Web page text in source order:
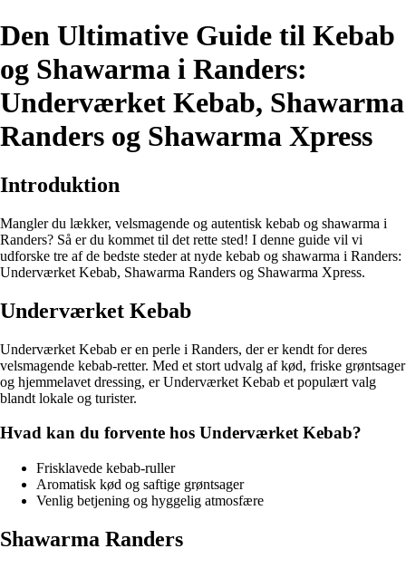
Den Ultimative Guide til Kebab
og Shawarma i Randers:
Underværket Kebab, Shawarma
Randers og Shawarma Xpress
Introduktion
Mangler du lækker, velsmagende og autentisk kebab og shawarma i
Randers? Så er du kommet til det rette sted! I denne guide vil vi
udforske tre af de bedste steder at nyde kebab og shawarma i Randers:
Underværket Kebab, Shawarma Randers og Shawarma Xpress.
Underværket Kebab
Underværket Kebab er en perle i Randers, der er kendt for deres
velsmagende kebab-retter. Med et stort udvalg af kød, friske grøntsager
og hjemmelavet dressing, er Underværket Kebab et populært valg
blandt lokale og turister.
Hvad kan du forvente hos Underværket Kebab?
Frisklavede kebab-ruller
Aromatisk kød og saftige grøntsager
Venlig betjening og hyggelig atmosfære
Shawarma Randers